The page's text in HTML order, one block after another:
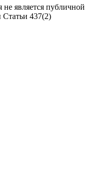
является публичной
437(2)